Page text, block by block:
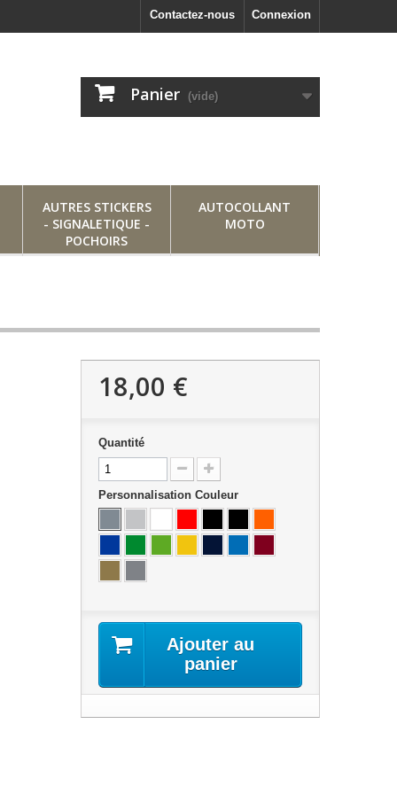
Connexion
Contactez-nous
Panier (vide)
AUTRES STICKERS
- SIGNALETIQUE -
POCHOIRS
AUTOCOLLANT
MOTO
18,00 €
Quantité
Personnalisation Couleur
Ajouter au
panier